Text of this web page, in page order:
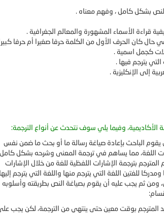
بشكل كامل ، وفهم معناه .
قراءة الأسماء المشهورة والمعالم الجغرافية .
حال كان الحرف الأول من الكلمة حرفا صغيرا أم حرفا
كجمل اسمية .
يترجم فيها .
إلى الإنكليزية .
الأكاديمية، وفيما يلي سوف نتحدث عن أنواع الترجمة:
يقوم الباحث بإعادة صياغة رسالة ما أو بحث ما ضمن نفس
اللغة، مما يساهم في ترجمة المعنى وشرحه بشكل
بترجمة الإشارات اللفظية للغة من خلال الإشارات
للغتين اللغة التي يترجم منها واللغة التي يترجم
ومن ثم يجب عليه أن يقوم بصياغة النص بطريقته وأسلوبه
المترجم بوقت معين حتى ينتهي من الترجمة، لكن يجب